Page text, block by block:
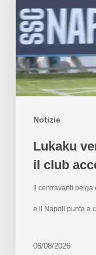
Notizie
Lukaku
il club
Il centravanti
e il Napoli punta a
06/08/2026